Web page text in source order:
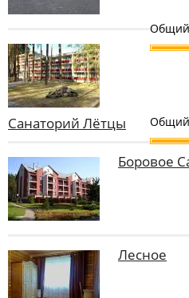
Общий
Санаторий Лётцы Общий
Боровое
Лесное